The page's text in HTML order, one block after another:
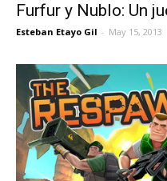
Furfur y Nublo: Un
Esteban Etayo Gil - May 15, 2013